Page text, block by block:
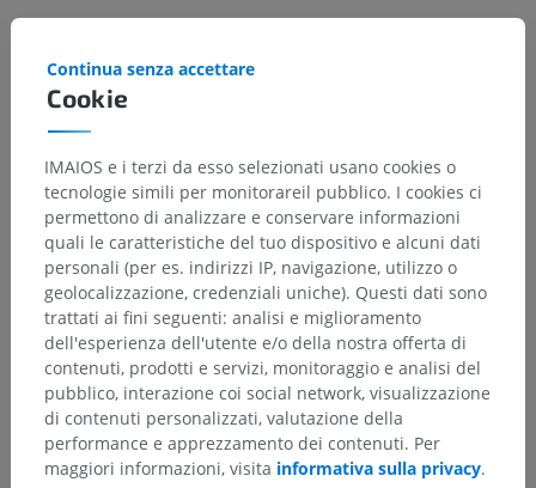
Gerarchia anatomica
Anatomia umana 1
Anatomia sistemica> Apparato cardiovascolare
Cuore> Tendine dell'infundibolo
Cookie
Continua senza accettare
IMAIOS e i terzi da esso selezionati usano cookies o
tecnologie simili per monitorareil pubblico. I cookies ci
permettono di analizzare e conservare informazioni
quali le caratteristiche del tuo dispositivo e alcuni dati
personali (per es. indirizzi IP, navigazione, utilizzo o
geolocalizzazione, credenziali uniche). Questi dati sono
trattati ai fini seguenti: analisi e miglioramento
dell'esperienza dell'utente e/o della nostra offerta di
contenuti, prodotti e servizi, monitoraggio e analisi del
pubblico, interazione coi social network, visualizzazione
di contenuti personalizzati, valutazione della
performance e apprezzamento dei contenuti. Per
maggiori informazioni, visita informativa sulla privacy.